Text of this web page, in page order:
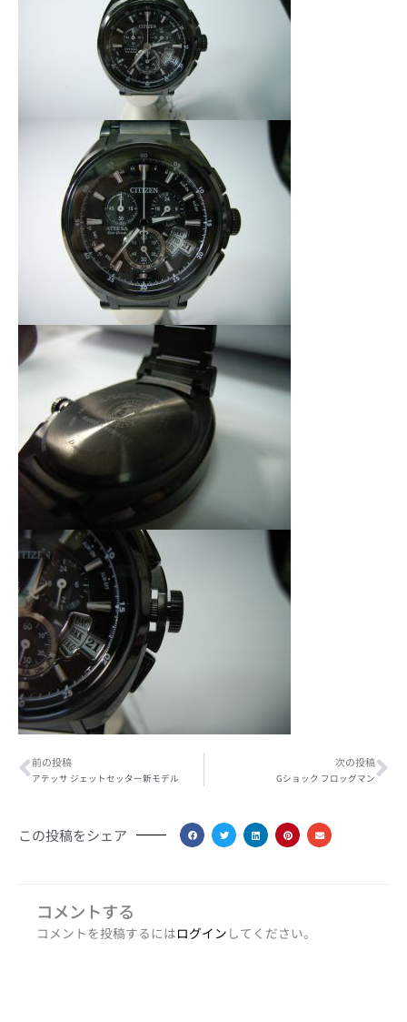
Prev
前の投稿
アテッサ ジェットセッター新モデル
次の投稿
Gショック フロッグマン
この投稿をシェア
コメントする
コメントを投稿するにはログイン してください。